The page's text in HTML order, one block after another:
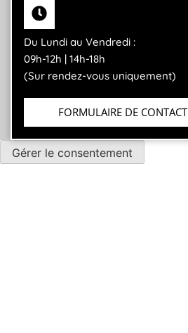
Du Lundi au Vendredi :
09h-12h | 14h-18h
(Sur rendez-vous uniquement)
FORMULAIRE DE CONTACT
Gérer le consentement